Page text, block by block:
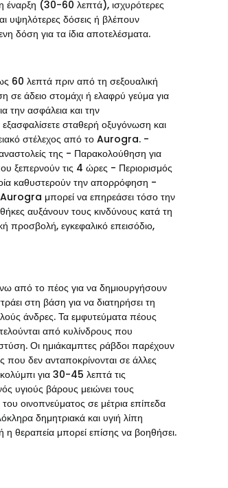
έναρξη (30-60 λεπτά), ισχυρότερες
υψηλότερες δόσεις ή βλέπουν
δόση για τα ίδια αποτελέσματα.
λεπτά πριν από τη σεξουαλική
σε άδειο στομάχι ή ελαφρύ γεύμα για
την ασφάλεια και την
σταθερή οξυγόνωση και
στέλεχος από το Aurogra. -
της - Παρακολούθηση για
ξεπερνούν τις 4 ώρες - Περιορισμός
καθυστερούν την απορρόφηση -
μπορεί να επηρεάσει τόσο την
αυξάνουν τους κινδύνους κατά τη
προσβολή, εγκεφαλικό επεισόδιο,
από το πέος για να δημιουργήσουν
στη βάση για να διατηρήσει τη
άνδρες. Τα εμφυτεύματα πέους
από κυλίνδρους που
Οι ημιάκαμπτες ράβδοι παρέχουν
που δεν ανταποκρίνονται σε άλλες
για 30-45 λεπτά τις
υγιούς βάρους μειώνει τους
οινοπνεύματος σε μέτρια επίπεδα
δημητριακά και υγιή λίπη
η θεραπεία μπορεί επίσης να βοηθήσει.